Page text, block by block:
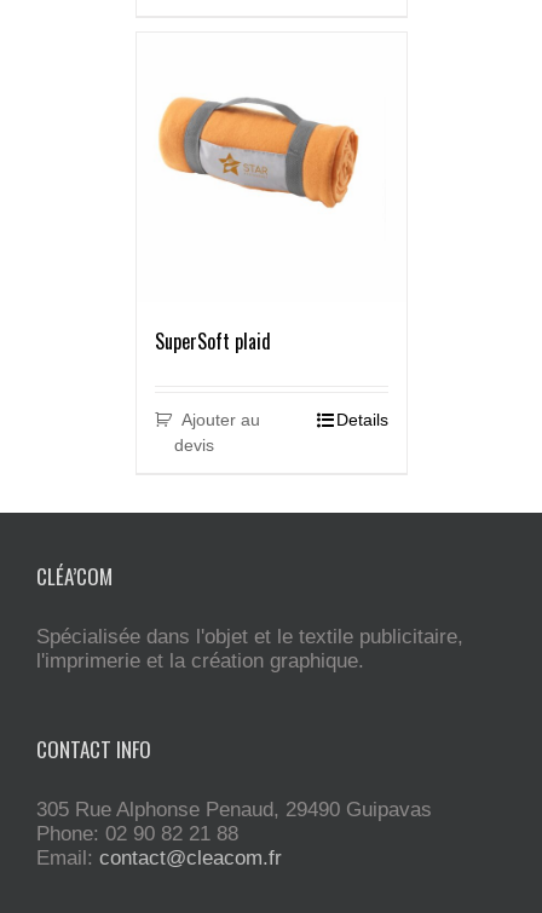
SuperSoft plaid
Ajouter au
devis
Details
CLÉA’COM
Spécialisée dans l'objet et le textile publicitaire,
l'imprimerie et la création graphique.
CONTACT INFO
305 Rue Alphonse Penaud, 29490 Guipavas
Phone: 02 90 82 21 88
Email: contact@cleacom.fr